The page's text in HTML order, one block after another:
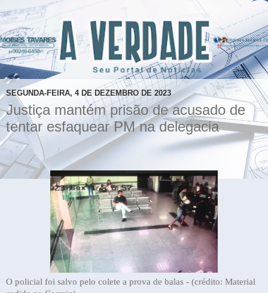
SEGUNDA-FEIRA, 4 DE DEZEMBRO DE 2023
Justiça mantém prisão de acusado de
tentar esfaquear PM na delegacia
O policial foi salvo pelo colete a prova de balas - (crédito: Material